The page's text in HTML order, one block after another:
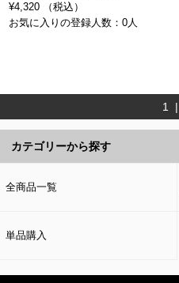
¥4,320 （税込）
お気に入りの登録人数：0人
1 |
カテゴリーから探す
全商品一覧
単品購入